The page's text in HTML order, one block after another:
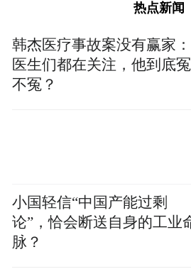
至25公里的速度向西偏北
于9月24日中午到晚上在
沿海登陆，登陆强度预测
热点新闻
韩杰医疗事故案没有赢家：
医生们都在关注，他到底冤
不冤？
小国轻信“中国产能过剩
论”，恰会断送自身的工业
脉？